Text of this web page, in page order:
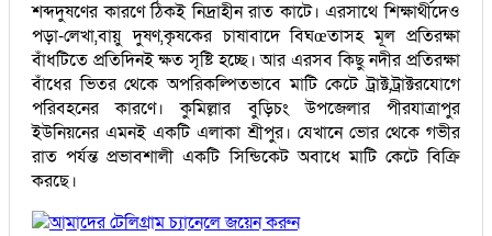
শব্দদুষণের কারণে ঠিকই নিদ্রাহীন রাত কাটে। এরসাথে শিক্ষার্থীদেও
পড়া-লেখা,বায়ু দুষণ,কৃষকের চাষাবাদে বিঘœতাসহ মূল প্রতিরক্ষা
বাঁধটিতে প্রতিদিনই ক্ষত সৃষ্টি হচ্ছে। আর এরসব কিছু নদীর প্রতিরক্ষা
বাঁধের ভিতর থেকে অপরিকল্পিতভাবে মাটি কেটে ট্রাক্ট,ট্রাক্টরযোগে
পরিবহনের কারণে। কুমিল্লার বুড়িচং উপজেলার পীরযাত্রাপুর
ইউনিয়নের এমনই একটি এলাকা শ্রীপুর। যেখানে ভোর থেকে গভীর
রাত পর্যন্ত প্রভাবশালী একটি সিন্ডিকেট অবাধে মাটি কেটে বিক্রি
করছে।
আমাদের টেলিগ্রাম চ্যানেলে জয়েন করুন